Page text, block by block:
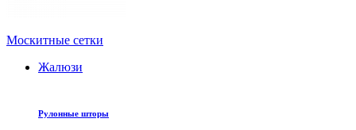
Москитные сетки
Жалюзи
Рулонные шторы